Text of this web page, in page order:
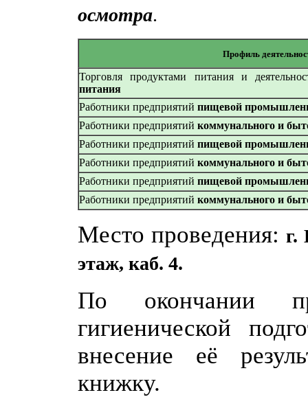
осмотра.
Профиль
Торговля продуктами питания и
питания
Работники предприятий пищевой
Работники предприятий коммунального и
Работники предприятий пищевой
Работники предприятий коммунального и
Работники предприятий пищевой
Работники предприятий коммунального и
Место проведения:г.
этаж, каб. 4.
По окончании
гигиенической
внесение её
книжку.